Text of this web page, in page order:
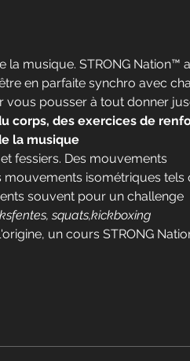
musique. STRONG Nation™
en parfaite synchro avec
vous pousser à tout donner
corps, des exercices de
la musique
fessiers. Des mouvements
mouvements isométriques tels
souvent pour un challenge
fentes, squats,kickboxing
un cours STRONG